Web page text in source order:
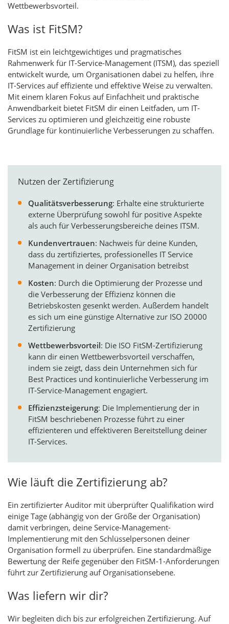
Wettbewerbsvorteil.
Was ist FitSM?
FitSM ist ein leichtgewichtiges und pragmatisches
Rahmenwerk für IT-Service-Management (ITSM), das speziell
entwickelt wurde, um Organisationen dabei zu helfen, ihre
IT-Services auf effiziente und effektive Weise zu verwalten.
Mit einem klaren Fokus auf Einfachheit und praktische
Anwendbarkeit bietet FitSM dir einen Leitfaden, um IT-
Services zu optimieren und gleichzeitig eine robuste
Grundlage für kontinuierliche Verbesserungen zu schaffen.
Nutzen der Zertifizierung
Qualitätsverbesserung: Erhalte eine strukturierte
externe Überprüfung sowohl für positive Aspekte
als auch für Verbesserungsbereiche deines ITSM.
Kundenvertrauen: Nachweis für deine Kunden,
dass du zertifiziertes, professionelles IT Service
Management in deiner Organisation betreibst
Kosten: Durch die Optimierung der Prozesse und
die Verbesserung der Effizienz können die
Betriebskosten gesenkt werden. Außerdem handelt
es sich um eine günstige Alternative zur ISO 20000
Zertifizierung
Wettbewerbsvorteil: Die ISO FitSM-Zertifizierung
kann dir einen Wettbewerbsvorteil verschaffen,
indem sie zeigt, dass dein Unternehmen sich für
Best Practices und kontinuierliche Verbesserung im
IT-Service-Management engagiert.
Effizienzsteigerung: Die Implementierung der in
FitSM beschriebenen Prozesse führt zu einer
effizienteren und effektiveren Bereitstellung deiner
IT-Services.
Wie läuft die Zertifizierung ab?
Ein zertifizierter Auditor mit überprüfter Qualifikation wird
einige Tage (abhängig von der Größe der Organisation)
damit verbringen, deine Service-Management-
Implementierung mit den Schlüsselpersonen deiner
Organisation formell zu überprüfen. Eine standardmäßige
Bewertung der Reife gegenüber den FitSM-1-Anforderungen
führt zur Zertifizierung auf Organisationsebene.
Was liefern wir dir?
Wir begleiten dich bis zur erfolgreichen Zertifizierung. Auf